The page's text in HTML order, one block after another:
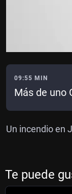
09:55 MIN
Más de uno
Un incendio en
Te puede